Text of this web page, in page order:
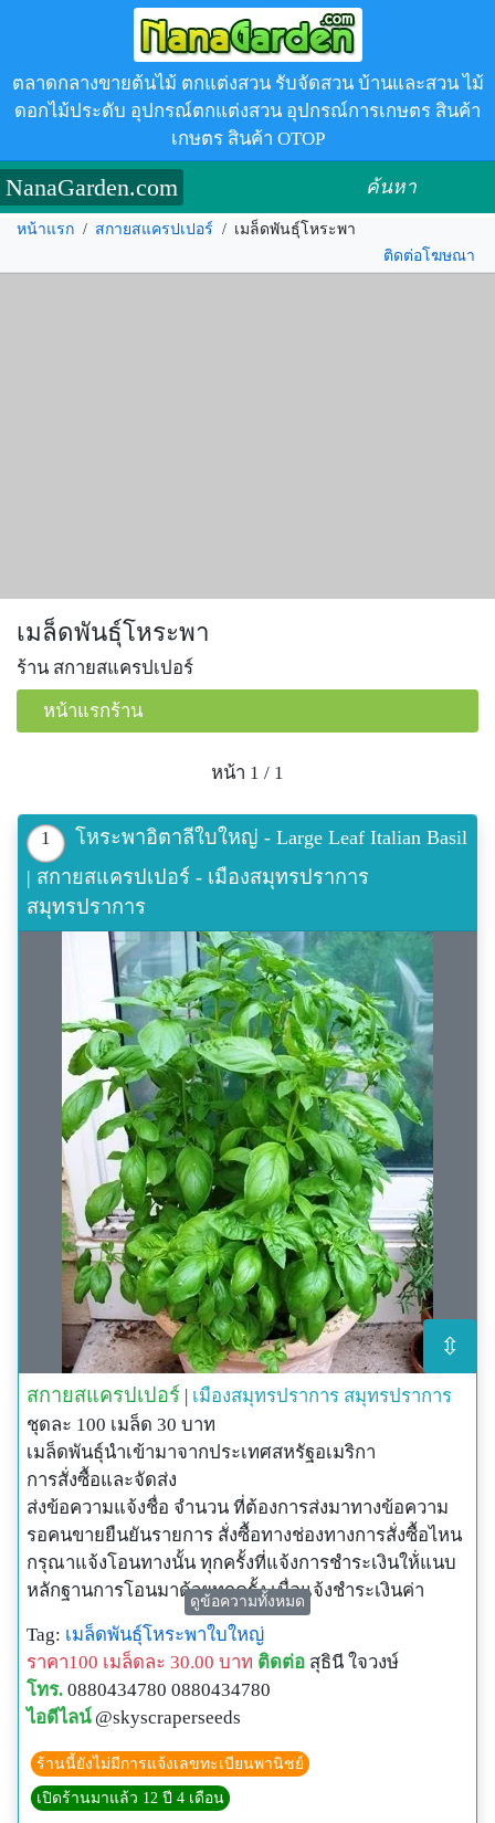
ตลาดกลางขายต้นไม้ ตกแต่งสวน รับจัดสวน บ้านและสวน ไม้
ดอกไม้ประดับ อุปกรณ์ตกแต่งสวน อุปกรณ์การเกษตร สินค้า
เกษตร สินค้า OTOP
NanaGarden.com ค้นหา
หน้าแรก / สกายสแครปเปอร์ / เมล็ดพันธุ์โหระพา
ติดต่อโฆษณา
เมล็ดพันธุ์โหระพา
ร้าน สกายสแครปเปอร์
หน้าแรกร้าน
หน้า 1 / 1
1
โหระพาอิตาลีใบใหญ่ - Large Leaf Italian Basil
| สกายสแครปเปอร์ - เมืองสมุทรปราการ
สมุทรปราการ
⇳
สกายสแครปเปอร์ | เมืองสมุทรปราการ สมุทรปราการ
ชุดละ 100 เมล็ด 30 บาท
เมล็ดพันธุ์นำเข้ามาจากประเทศสหรัฐอเมริกา
การสั่งซื้อและจัดส่ง
ส่งข้อความแจ้งชื่อ จำนวน ที่ต้องการส่งมาทางข้อความ
รอคนขายยืนยันรายการ สั่งซื้อทางช่องทางการสั่งซื้อไหน
กรุณาแจ้งโอนทางนั้น ทุกครั้งที่แจ้งการชำระเงินให้่แนบ
หลักฐานการโอนมาด้วยทุกครั้ง เมื่อแจ้งชำระเงินค่า
สินค้าแล้ว จะจัดส่งให้ในวันถัดไป ไม่จัดส่งวันเสาร์-
อาทิตย์
เมล็ดพันธุ์ทั้งหมดในร้านเป็นสินค้านำเข้าจากต่างประเทศ
ทุกชนิด ซื้อมาขายไปไม่มีเก็บเมล็ดจากการปลูกเองมา
จำหน่าย เพื่อป้องกันการกลายพันธุ์หรือเป็นหมันในพืชบาง
ชนิด หากปลูกไปแล้วได้ผลผลิตไม่ตรงกับสินค้าที่สั่งซื้อ
สามารถติดต่อขอรับเมล็ดฟรีชดเชยได้ค่ะ
ช่องทางอื่นๆ ที่สามารถติดต่อได้
ดูข้อความทั้งหมด
Tag: เมล็ดพันธุ์โหระพาใบใหญ่
ราคา100 เมล็ดละ 30.00 บาท ติดต่อ สุธินี ใจวงษ์
โทร. 0880434780 0880434780
ไอดีไลน์ @skyscraperseeds
ร้านนี้ยังไม่มีการแจ้งเลขทะเบียนพานิชย์
เปิดร้านมาแล้ว 12 ปี 4 เดือน